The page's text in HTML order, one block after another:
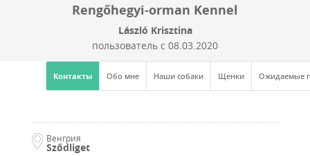
Rengőhegyi-orman Kennel
László Krisztina
пользователь с 08.03.2020
Контакты Обо мне Наши собаки Щенки Ожидаемые
Венгрия
Sződliget